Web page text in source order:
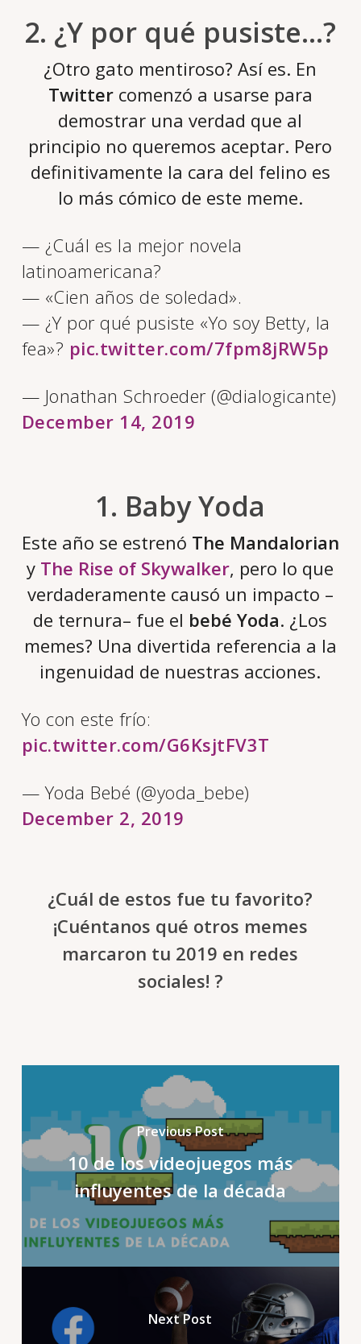
2. ¿Y por qué pusiste…?
¿Otro gato mentiroso? Así es. En
Twittercomenzó a usarse para
demostrar una verdad que al
principio no queremos aceptar. Pero
definitivamente la cara del felino es
lo más cómico de este meme.
— ¿Cuál es la mejor novela
latinoamericana?
— «Cien años de soledad».
— ¿Y por qué pusiste «Yo soy Betty, la
fea»? pic.twitter.com/7fpm8jRW5p
— Jonathan Schroeder (@dialogicante)
December 14, 2019
1. Baby Yoda
Este año se estrenó The Mandalorian
y The Rise of Skywalker, pero lo que
verdaderamente causó un impacto –
de ternura– fue el bebé Yoda. ¿Los
memes? Una divertida referencia a la
ingenuidad de nuestras acciones.
Yo con este frío:
pic.twitter.com/G6KsjtFV3T
— Yoda Bebé (@yoda_bebe)
December 2, 2019
¿Cuál de estos fue tu favorito?
¡Cuéntanos qué otros memes
marcaron tu 2019 en redes
sociales! ?
Previous Post
10 de los videojuegos más
influyentes de la década
Next Post